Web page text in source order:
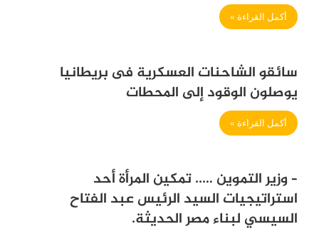
أكمل القراءة »
سائقو الشاحنات العسكرية فى بريطانيا
يوصلون الوقود إلى المحطات
أكمل القراءة »
– وزير التموين ….. تمكين المرأة أحد
استراتيجيات السيد الرئيس عبد الفتاح
السيسي لبناء مصر الحديثة.